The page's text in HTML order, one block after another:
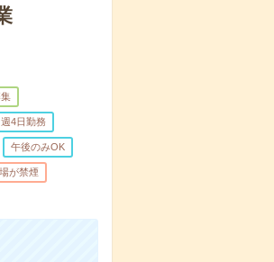
週4日勤務
午後のみOK
が禁煙